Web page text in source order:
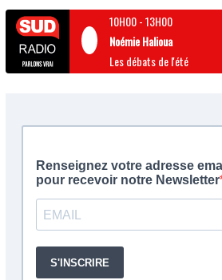
10H00-13H00
Noémie Halioua
Les débats de l'été